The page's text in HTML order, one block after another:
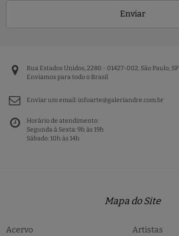
Enviar
Rua Estados Unidos, 2280 - 01427-002, São Paulo, SP
Enviamos para todo o Brasil
Enviar um email:infoarte@galeriandre.com.br
Horário de atendimento:
Segunda à Sexta: 9h às 19h
Sábado: 10h às 14h
Mapa do Site
Acervo
Artistas